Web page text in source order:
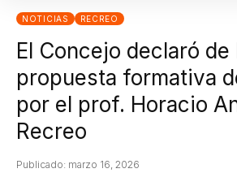
NOTICIAS RECREO
El Concejo declaró de
propuesta formativa
por el prof. Horacio
Recreo
Publicado: marzo 16, 2026